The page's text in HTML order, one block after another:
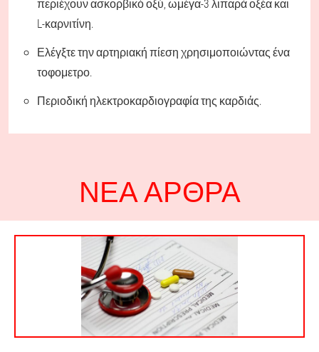
περιέχουν ασκορβικό οξύ, ωμέγα-3 λιπαρά οξέα και
L-καρνιτίνη.
Ελέγξτε την αρτηριακή πίεση χρησιμοποιώντας ένα
τοφομετρο.
Περιοδική ηλεκτροκαρδιογραφία της καρδιάς.
ΝΈΑ ΆΡΘΡΑ